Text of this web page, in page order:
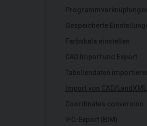
Gespeicherte
Farbskala einstellen
CAD Import und Export
Tabellendaten
Import von CAD/LandXML
Coordinates conversion
IFC-Export (BIM)